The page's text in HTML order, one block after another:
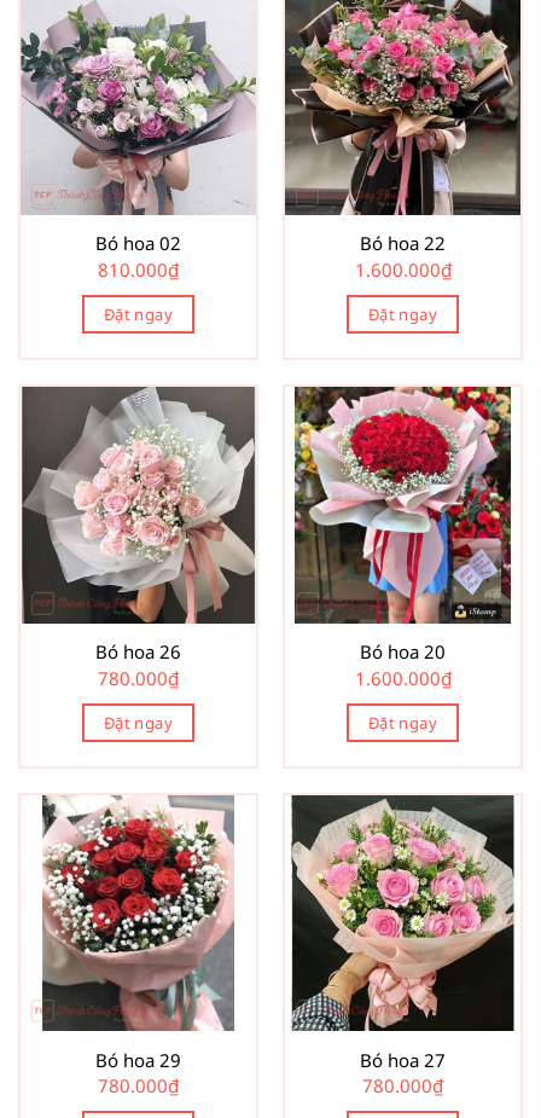
Bó hoa 02
810.000₫
Đặt ngay
Bó hoa 22
1.600.000₫
Đặt ngay
Bó hoa 26
780.000₫
Đặt ngay
Bó hoa 20
1.600.000₫
Đặt ngay
Bó hoa 29
780.000₫
Bó hoa 27
780.000₫